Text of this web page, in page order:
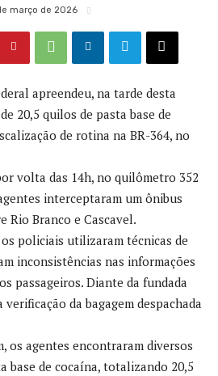
março de 2026
apreendeu, na tarde desta
20,5 quilos de pasta base de
de rotina na BR-364, no
volta das 14h, no quilômetro 352
interceptaram um ônibus
Rio Branco e Cascavel.
policiais utilizaram técnicas de
inconsistências nas informações
passageiros. Diante da fundada
da bagagem despachada
os agentes encontraram diversos
base de cocaína, totalizando 20,5